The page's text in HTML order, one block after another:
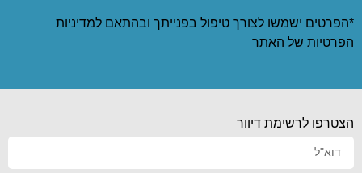
*הפרטים ישמשו לצורך טיפול בפנייתך ובהתאם למדיניות
הפרטיות של האתר
הצטרפו לרשימת דיוור